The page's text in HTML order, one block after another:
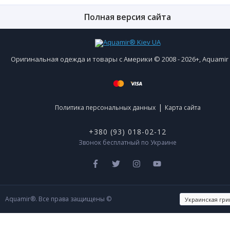
Полная версия сайта
Оригинальная одежда и товары с Америки © 2008 - 2026+,
Политика персональных данных | Карта сайта
+380 (93) 018-02-12
Звонок бесплатный по Украине
Aquamir®. Все права защищены ©